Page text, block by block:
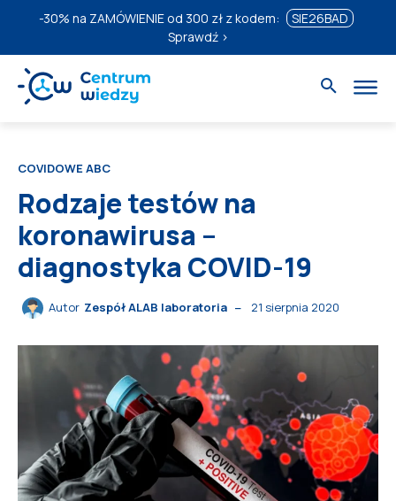
-30% na ZAMÓWIENIE od 300 zł z kodem:
SIE26BAD
Sprawdź ›
COVIDOWE ABC
Rodzaje testów na
koronawirusa –
diagnostyka COVID-19
Autor Zespół ALAB laboratoria 21 sierpnia 2020